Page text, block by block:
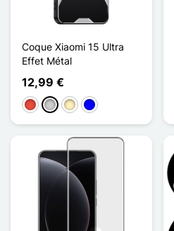
Coque Xiaomi 15 Ultra
Effet Métal
12,99 €
Vermelho
PrataOuroAzul